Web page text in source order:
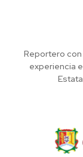
Reportero
experiencia